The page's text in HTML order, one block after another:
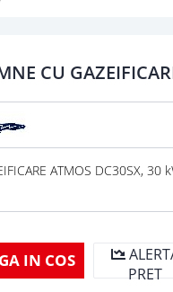
CU
ATMOS DC30SX, 30
IN COS
PRET